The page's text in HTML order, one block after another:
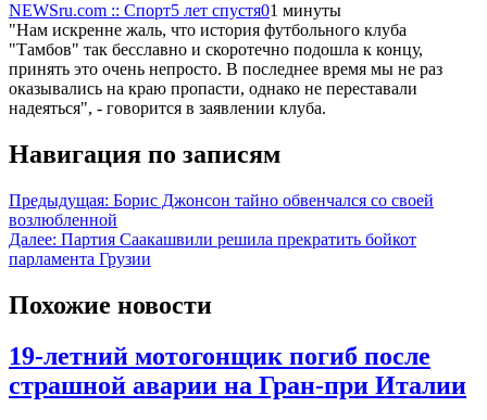
NEWSru.com :: Спорт5 лет спустя01 минуты
"Нам искренне жаль, что история футбольного клуба
"Тамбов" так бесславно и скоротечно подошла к концу,
принять это очень непросто. В последнее время мы не раз
оказывались на краю пропасти, однако не переставали
надеяться", - говорится в заявлении клуба.
Навигация по записям
Предыдущая: Борис Джонсон тайно обвенчался со своей
возлюбленной
Далее: Партия Саакашвили решила прекратить бойкот
парламента Грузии
Похожие новости
19-летний мотогонщик погиб после
страшной аварии на Гран-при Италии